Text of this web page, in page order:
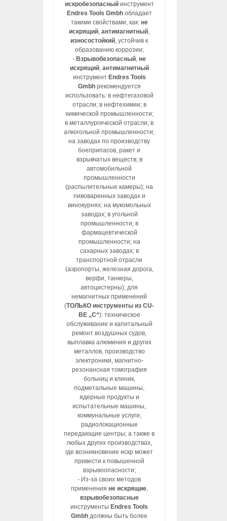
искробезопасныйинструмент
Endres Tools Gmbhобладает
такими свойствами, как: не
искрящий,антимагнитный,
износостойкий, устойчив к
образованию коррозии;
- Взрывобезопасный,не
искрящий, антимагнитный
инструмент Endres Tools
Gmbhрекомендуется
использовать: в нефтегазовой
отрасли; в нефтехимии; в
химической промышленности;
в металлургической отрасли; в
алкогольной промышленности;
на заводах по производству
боеприпасов, ракет и
взрывчатых веществ; в
автомобильной
промышленности
(распылительные камеры); на
пивоваренных заводах и
винокурнях; на мукомольных
заводах; в угольной
промышленности; в
фармацевтической
промышленности; на
сахарных заводах; в
транспортной отрасли
(аэропорты, железная дорога,
верфи, танкеры,
автоцистерны); для
немагнитных применений
(ТОЛЬКО инструменты из CU-
BE „C“): техническое
обслуживание и капитальный
ремонт воздушных судов,
выплавка алюминия и других
металлов, производство
электроники, магнитно-
резонансная томография
больниц и клиник,
подметальные машины,
ядерные продукты и
испытательные машины,
коммунальные услуги,
радиолокационные
передающие центры; а также в
любых других производствах,
где возникновение искр может
привести к повышенной
взрывоопасности;
- Из-за своих методов
применения не искрящие,
взрывобезопасные
инструменты Endres Tools
Gmbh должны быть более